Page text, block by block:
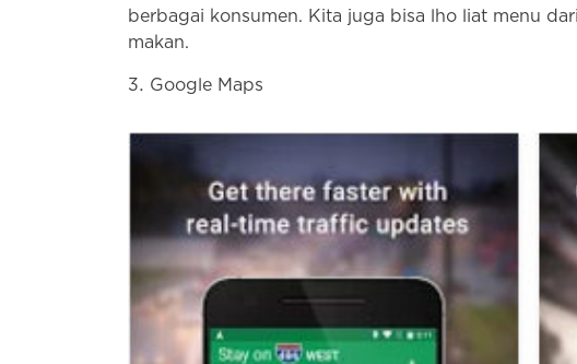
berbagai konsumen. Kita juga bisa lho liat menu
makan.
Google Maps